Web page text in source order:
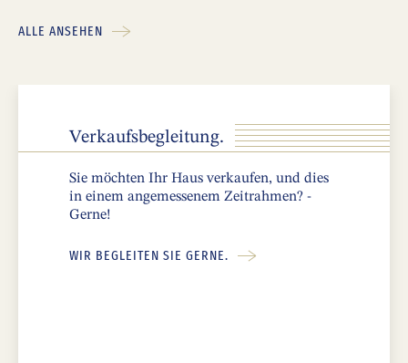
ALLE ANSEHEN
Verkaufsbegleitung.
Sie möchten Ihr Haus verkaufen, und dies
in einem angemessenem Zeitrahmen? -
Gerne!
WIR BEGLEITEN SIE GERNE.